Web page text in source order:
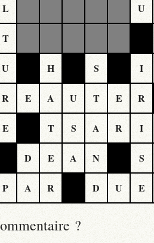
L U
T
U H S I
R E A U T E R
E T S A R I
D E A N S
P A R D U E
?